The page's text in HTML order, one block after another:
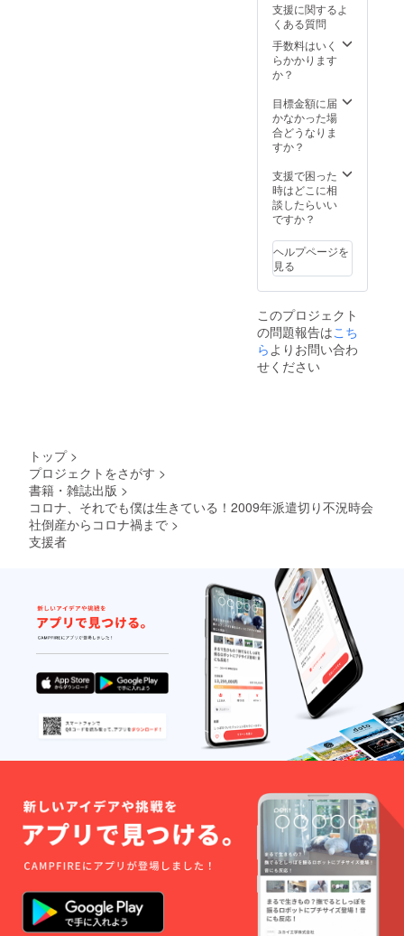
支援に関するよ
くある質問
手数料はいく
らかかります
か？
目標金額に届
かなかった場
合どうなりま
すか？
支援で困った
時はどこに相
談したらいい
ですか？
ヘルプページを
見る
このプロジェクト
の問題報告はこち
らよりお問い合わ
せください
トップ >
プロジェクトをさがす >
書籍・雑誌出版 >
コロナ、それでも僕は生きている！2009年派遣切り不況時会
社倒産からコロナ禍まで >
支援者